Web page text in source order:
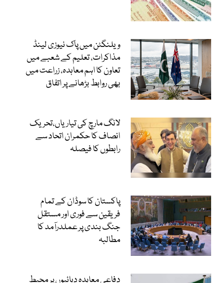
ویلنگٹن میں پاک نیوزی لینڈ
مذاکرات، تعلیم کے شعبے میں
تعاون کا اہم معاہدہ، زراعت میں
بھی روابط بڑھانے پر اتفاق
لانگ مارچ کی تیاریاں،تحریک
انصاف کا حکمران اتحاد سے
رابطوں کا فیصلہ
پاکستان کا سوڈان کے تمام
فریقین سے فوری اور مستقل
جنگ بندی پر عملدرآمد کا
مطالبہ
دفاعی معاہدہ دہائیوں پر محیط